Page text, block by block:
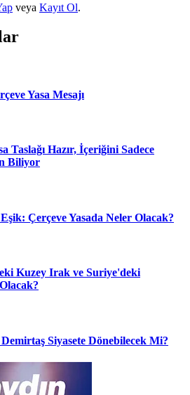
veya Kayıt Ol.
Yasa Mesajı
Hazır, İçeriğini Sadece
Biliyor
Çerçeve Yasada Neler Olacak?
Kuzey Irak ve Suriye'deki
Siyasete Dönebilecek Mi?